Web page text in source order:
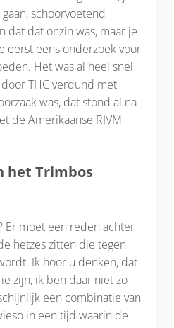
schoorvoetend
dat dat onzin was, maar je
eerst eens onderzoek voor
Het was al heel snel
THC verdund met
was, dat stond al na
de Amerikaanse RIVM,
het Trimbos
Er moet een reden achter
hetzes zitten die tegen
Ik hoor u denken, dat
zijn, ik ben daar niet zo
een combinatie van
in een tijd waarin de